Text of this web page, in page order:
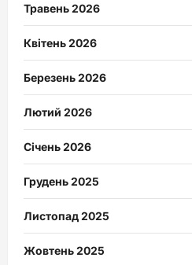
Травень 2026
Квітень 2026
Березень 2026
Лютий 2026
Січень 2026
Грудень 2025
Листопад 2025
Жовтень 2025